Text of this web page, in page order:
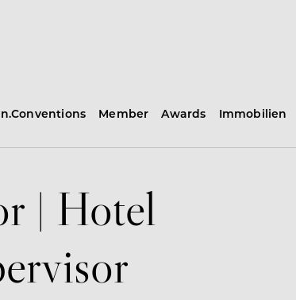
Member Awards Immobilien
| Hotel